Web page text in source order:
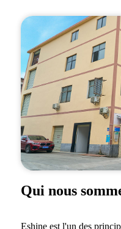
Qui nous
Eshine est l'un des